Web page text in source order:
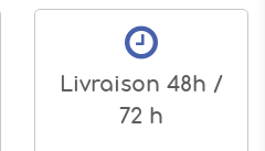
Livraison 48h /
72 h